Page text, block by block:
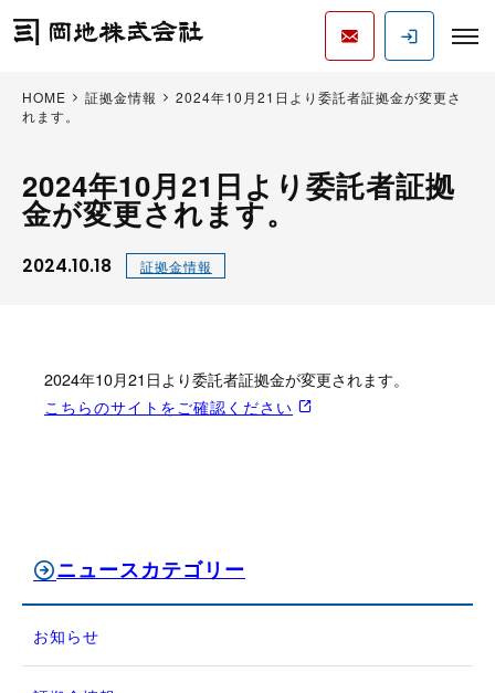
HOME 証拠金情報
2024年10月21日より委託者証拠金が変更さ
れます。
2024年10月21日より委託者証拠
金が変更されます。
2024.10.18 証拠金情報
2024年10月21日より委託者証拠金が変更されます。
こちらのサイトをご確認ください
ニュースカテゴリー
お知らせ